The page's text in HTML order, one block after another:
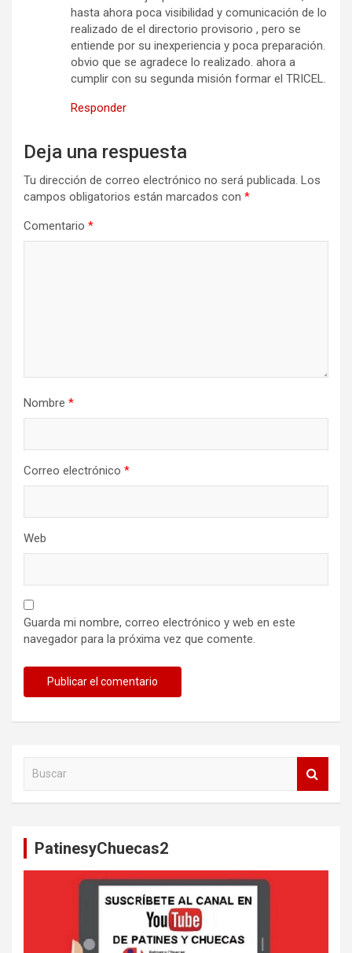
hasta ahora poca visibilidad y comunicación de lo
realizado de el directorio provisorio , pero se
entiende por su inexperiencia y poca preparación.
obvio que se agradece lo realizado. ahora a
cumplir con su segunda misión formar el TRICEL.
Responder
Deja una respuesta
Tu dirección de correo electrónico no será publicada. Los
campos obligatorios están marcados con *
Comentario *
Nombre *
Correo electrónico *
Web
Guarda mi nombre, correo electrónico y web en este
navegador para la próxima vez que comente.
PatinesyChuecas2